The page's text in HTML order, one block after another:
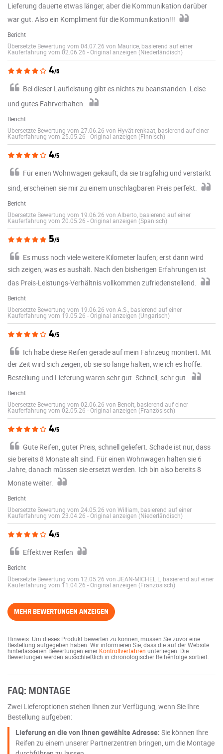
Lieferung dauerte etwas länger, aber die Kommunikation darüber
war gut. Also ein Kompliment für die Kommunikation!!!
Bericht
Übersetzte Bewertung vom 04.07.26 von Maurice, basierend auf einer
Kauferfahrung vom 02.06.26 -Original anzeigen (Niederländisch)
4/5
Bei dieser Laufleistung gibt es nichts zu beanstanden. Leise
und gutes Fahrverhalten.
Bericht
Übersetzte Bewertung vom 27.06.26 von Hyvät renkaat, basierend auf einer
Kauferfahrung vom 25.05.26 -Original anzeigen (Finnisch)
4/5
Für einen Wohnwagen gekauft; da sie tragfähig und verstärkt
sind, erscheinen sie mir zu einem unschlagbaren Preis perfekt.
Bericht
Übersetzte Bewertung vom 19.06.26 von Alberto, basierend auf einer
Kauferfahrung vom 20.05.26 -Original anzeigen (Spanisch)
5/5
Es muss noch viele weitere Kilometer laufen; erst dann wird
sich zeigen, was es aushält. Nach den bisherigen Erfahrungen ist
das Preis-Leistungs-Verhältnis vollkommen zufriedenstellend.
Bericht
Übersetzte Bewertung vom 19.06.26 von A.S., basierend auf einer
Kauferfahrung vom 19.05.26 -Original anzeigen (Ungarisch)
4/5
Ich habe diese Reifen gerade auf mein Fahrzeug montiert. Mit
der Zeit wird sich zeigen, ob sie so lange halten, wie ich es hoffe.
Bestellung und Lieferung waren sehr gut. Schnell, sehr gut.
Bericht
Übersetzte Bewertung vom 02.06.26 von Benoît, basierend auf einer
Kauferfahrung vom 02.05.26 -Original anzeigen (Französisch)
4/5
Gute Reifen, guter Preis, schnell geliefert. Schade ist nur, dass
sie bereits 8 Monate alt sind. Für einen Wohnwagen halten sie 6
Jahre, danach müssen sie ersetzt werden. Ich bin also bereits 8
Monate weiter.
Bericht
Übersetzte Bewertung vom 24.05.26 von William, basierend auf einer
Kauferfahrung vom 23.04.26 -Original anzeigen (Niederländisch)
4/5
Effektiver Reifen
Bericht
Übersetzte Bewertung vom 12.05.26 von JEAN-MICHEL L, basierend auf einer
Kauferfahrung vom 11.04.26 -Original anzeigen (Französisch)
MEHR BEWERTUNGEN ANZEIGEN
Hinweis: Um dieses Produkt bewerten zu können, müssen Sie zuvor eine
Bestellung aufgegeben haben. Wir informieren Sie, dass die auf der Website
hinterlassenen Bewertungen einer Kontrollverfahren unterliegen. Die
Bewertungen werden ausschließlich in chronologischer Reihenfolge sortiert.
FAQ: MONTAGE
Zwei Lieferoptionen stehen Ihnen zur Verfügung, wenn Sie Ihre
Bestellung aufgeben:
Lieferung an die von Ihnen gewählte Adresse: Sie können Ihre
Reifen zu einem unserer Partnerzentren bringen, um die Montage